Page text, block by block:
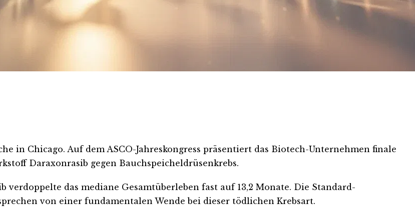
in Chicago. Auf dem ASCO-Jahreskongress präsentiert das Biotech-Unternehmen finale
Daraxonrasib gegen Bauchspeicheldrüsenkrebs.
verdoppelte das mediane Gesamtüberleben fast auf 13,2 Monate. Die Standard-
von einer fundamentalen Wende bei dieser tödlichen Krebsart.